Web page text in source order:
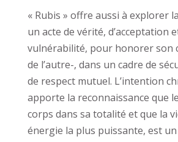
« Rubis » offre aussi à explorer
un acte de vérité, d’acceptation
vulnérabilité, pour honorer son
de l’autre-, dans un cadre de
de respect mutuel. L’intention
apporte la reconnaissance que
corps dans sa totalité et que la
énergie la plus puissante, est